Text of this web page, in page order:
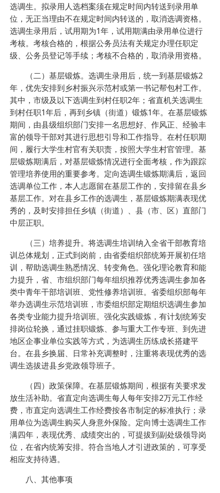
选调生。拟录用人选档案须在规定时间内转送到录用单
位，无正当理由不在规定时间内转送的，取消选调资格。
选调生录用后，试用期为1年，试用期满由录用单位进行
考核。考核合格的，根据公务员法有关规定办理任职定
级、公务员登记等手续；考核不合格的，取消录用资格。
（二）基层锻炼。选调生录用后，统一到基层锻炼2
年，优先安排到乡村振兴示范村或第一书记帮包村工作。
其中，市级及以下选调生到村任职2年；省直机关选调生
到村任职1年后，再到乡镇（街道）锻炼1年。在基层锻炼
期间，由县级组织部门安排一名思想好、作风正、经验丰
富的领导干部对其进行思想引导和工作指导。在村任职期
间，履行大学生村官有关职责，按照大学生村官管理。基
层锻炼期满后，对基层锻炼情况进行全面考核，作为跟踪
管理培养使用的重要参考。定向选调生锻炼期满后，返回
选调单位工作，本人志愿留在基层工作的，安排留在县乡
基层工作。对在县乡工作的选调生，基层锻炼期满表现优
秀的，及时安排担任乡镇（街道）、县（市、区）直部门
中层正职。
（三）培养提升。将选调生培训纳入全省干部教育培
训总体规划，正式到岗前，由省委组织部统筹开展初任培
训，帮助选调生熟悉情况、转变角色。强化理论教育和能
力提升，省、市组织部门每年组织推荐优秀选调生参加各
类中青年干部培训班、党性修养培训班。省委组织部每年
举办选调生示范培训班，市委组织部定期组织选调生参加
各类专业能力提升培训班。强化实践锻炼，有计划统筹安
排岗位轮换，通过挂职锻炼、参与重大工作专班、到先进
地区企事业单位实践等方式，为选调生历练成长搭建平
台。在县乡换届、日常补充调整时，注重将表现优秀的选
调生选拔进县乡党政领导班子。
（四）政策保障。在基层锻炼期间，根据有关要求发
放生活补助。省直定向选调生每人每年安排2万元工作经
费，市直定向选调生工作经费按各市制定的标准执行；录
用单位为选调生购买人身意外保险。定向博士选调生工作
满四年，表现优秀、成绩突出的，可提拔到副处级领导岗
位，在省内统筹安排。符合当地人才引进政策的，可享受
相应支持待遇。
八、其他事项